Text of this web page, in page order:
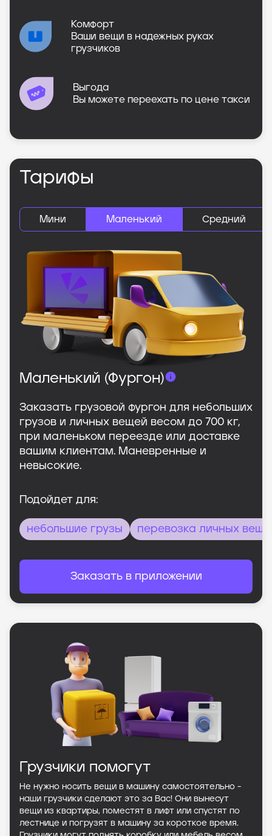
Комфорт
Ваши вещи в надежных руках
грузчиков
Выгода
Вы можете переехать по цене такси
Тарифы
Мини Маленький Средний
Маленький (Фургон)
Заказать грузовой фургон для небольших
грузов и личных вещей весом до 700 кг,
при маленьком переезде или доставке
вашим клиентам. Маневренные и
невысокие.
Подойдет для:
небольшие грузы перевозка личных
Заказать в приложении
Грузчики помогут
Не нужно носить вещи в машину самостоятельно -
наши грузчики сделают это за Вас! Они вынесут
вещи из квартиры, поместят в лифт или спустят по
лестнице и погрузят в машину за короткое время.